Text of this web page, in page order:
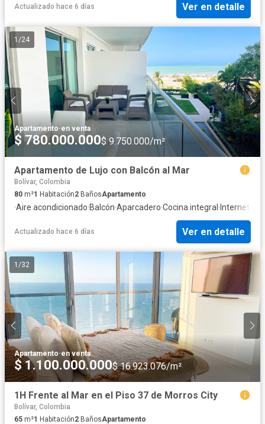
Actualizado hace 6 días Ver en detalle
1 /24
Apartamento·en venta
$ 780.000.000$ 9.750.000/m²
Apartamento de Lujo con Balcón al Mar
Bolívar, Colombia
80 m²1 Habitación2 BañosApartamento
·Aire acondicionado·Balcón·Aparcadero·Cocina integral · Internet
Actualizado hace 6 días Ver en detalle
1 /32
Apartamento·en venta
$ 1.100.000.000$ 16.923.076/m²
1H Frente al Mar en el Piso 37 de Morros City
Bolívar, Colombia
65 m²1 Habitación2 BañosApartamento